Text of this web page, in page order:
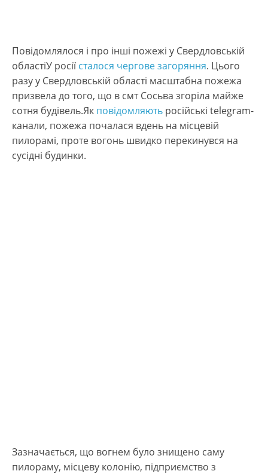
Повідомлялося і про інші пожежі у Свердловській
областіУ росії сталося чергове загоряння. Цього
разу у Свердловській області масштабна пожежа
призвела до того, що в смт Сосьва згоріла майже
сотня будівель.Як повідомляють російські telegram-
канали, пожежа почалася вдень на місцевій
пилорамі, проте вогонь швидко перекинувся на
сусідні будинки.
Зазначається, що вогнем було знищено саму
пилораму, місцеву колонію, підприємство з